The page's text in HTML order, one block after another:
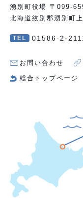
湧別町役場 〒099-
北海道紋別郡湧別町
TEL 01586-2-
お問い合わせ
総合トップページ